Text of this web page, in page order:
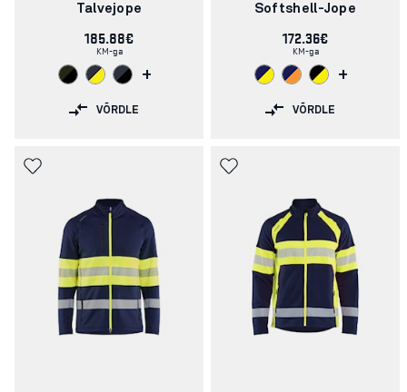
Talvejope
185.88€
KM-ga
+
VÕRDLE
Softshell-Jope
172.36€
KM-ga
+
VÕRDLE